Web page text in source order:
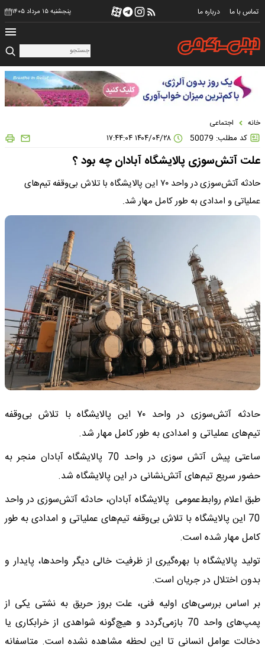
تماس با ما درباره ما پنجشنبه ۱۵ مرداد ۱۴۰۵
خانه اجتماعی
کد مطلب: 50079
علت آتش‌سوزی پالایشگاه آبادان چه بود ؟
حادثه آتش‌سوزی در واحد ۷۰ این پالایشگاه با تلاش بی‌وقفه تیم‌های
عملیاتی و امدادی به طور کامل مهار شد.
حادثه آتش‌سوزی در واحد ۷۰ این پالایشگاه با تلاش بی‌وقفه
تیم‌های عملیاتی و امدادی به طور کامل مهار شد.
ساعتی پیش آتش سوزی در واحد 70 پالایشگاه آبادان منجر به
حضور سریع تیم‌های آتش‌نشانی در این پالایشگاه شد.
طبق اعلام روابط‌عمومی پالایشگاه آبادان، حادثه آتش‌سوزی در واحد
70 این پالایشگاه با تلاش بی‌وقفه تیم‌های عملیاتی و امدادی به طور
کامل مهار شده است.
تولید پالایشگاه با بهره‌گیری از ظرفیت خالی دیگر واحدها، پایدار و
بدون اختلال در جریان است.
بر اساس بررسی‌های اولیه فنی، علت بروز حریق به نشتی یکی از
پمپ‌های واحد 70 بازمی‌گردد و هیچ‌گونه شواهدی از خرابکاری یا
دخالت عوامل انسانی تا این لحظه مشاهده نشده است. متاسفانه